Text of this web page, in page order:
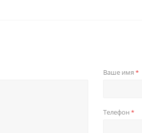
Ваше имя *
Телефон *